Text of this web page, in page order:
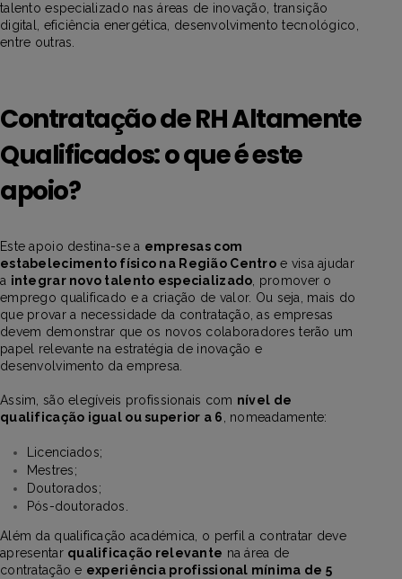
talento especializado nas áreas de inovação, transição
digital, eficiência energética, desenvolvimento tecnológico,
entre outras.
Contratação de RH Altamente
Qualificados: o que é este
apoio?
Este apoio destina-se a empresas com
estabelecimento físico na Região Centroe visa ajudar
a integrar novo talento especializado, promover o
emprego qualificado e a criação de valor. Ou seja, mais do
que provar a necessidade da contratação, as empresas
devem demonstrar que os novos colaboradores terão um
papel relevante na estratégia de inovação e
desenvolvimento da empresa.
Assim, são elegíveis profissionais com nível de
qualificação igual ou superior a 6 , nomeadamente:
Licenciados;
Mestres;
Doutorados;
Pós-doutorados.
Além da qualificação académica, o perfil a contratar deve
apresentar qualificação relevante na área de
contratação e experiência profissional mínima de 5